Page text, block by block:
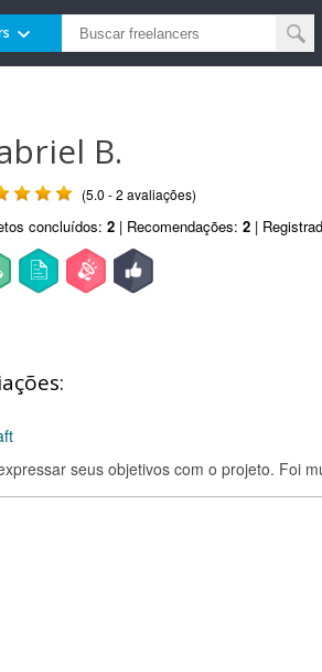
B.
(5.0 - 2 avaliações)
concluídos: 2 | Recomendações: 2 |
seus objetivos com o projeto. Foi